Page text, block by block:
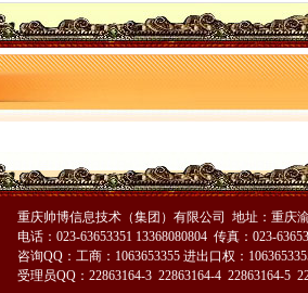
_国家公务员监管岗位（一）报名条件_
）竞争比_报录比_报名人数统计_中公国考
上须知_重庆报关员报名公
国际航线年内覆盖全球的相关推荐-证券之
费事项_重庆报关员报名公告-
认证-中新网
报名现场确认有关问题的通知-报关员
庆）规模化运邮-评论频道-华龙网
关】录用报到通知_中公网校
务员报名况公示-中华网
跨境电商快速发展-评论频道-华龙网
重庆帅博信息技术（集团）有限公司 地址：重庆
电话：023-63653351 13368080804 传真：023-
咨询QQ：工商：1063653355 进出口权：
受理员QQ：22863164-3 22863164-4 22863164-5